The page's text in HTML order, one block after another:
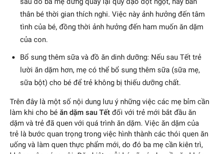
thân bé thời gian thích nghi. Việc này ảnh hưởng đến tâm
tình của bé, đồng thời ảnh hưởng đến ham muốn ăn dặm
của con.
Bổ sung thêm sữa và đồ ăn dinh dưỡng: Nếu sau Tết trẻ
lười ăn dặm hơn, mẹ có thể bổ sung thêm sữa (sữa mẹ,
sữa bột) cho bé để trẻ không bị thiếu dưỡng chất.
Trên đây là một số nội dung lưu ý những việc các mẹ bỉm cần
làm khi cho bé ăn dặm sau Tết đối với trẻ mới bắt đầu ăn
dặm và trẻ đã quen với quá trình ăn dặm. Việc ăn dặm của
trẻ là bước quan trọng trong việc hình thành các thói quen ăn
uống và làm quen thực phẩm mới, do đó ba mẹ cần kiên trì,